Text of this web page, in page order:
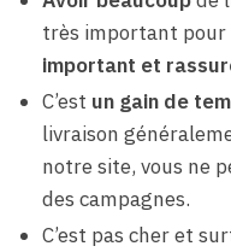
très important pour
important et
C’est un gain de
livraison
notre site, vous ne
des campagnes.
C’est pas cher et